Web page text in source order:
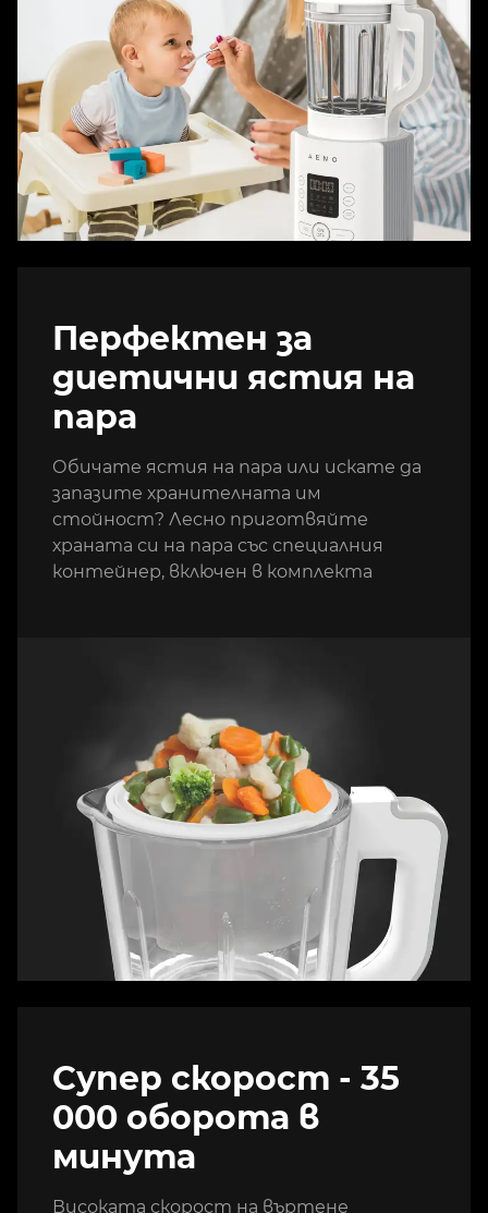
Перфектен за
диетични ястия на
пара
Обичате ястия на пара или искате да
запазите хранителната им
стойност? Лесно приготвяйте
храната си на пара със специалния
контейнер, включен в комплекта
Супер скорост - 35
000 оборота в
минута
Високата скорост на въртене